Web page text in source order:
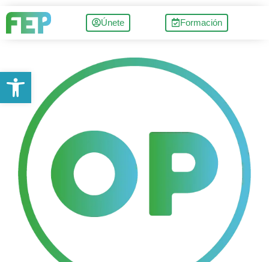
Únete Formación
Abrir barra de herramientas